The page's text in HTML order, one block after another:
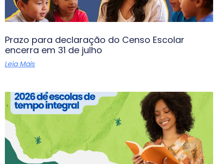
Prazo para declaração do Censo Escolar
encerra em 31 de julho
Leia Mais